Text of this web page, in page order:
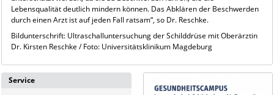
Lebensqualität deutlich mindern können. Das Abklären der Beschwerden
durch einen Arzt ist auf jeden Fall ratsam“, so Dr. Reschke.
Bildunterschrift: Ultraschalluntersuchung der Schilddrüse mit Oberärztin
Dr. Kirsten Reschke / Foto: Universitätsklinikum Magdeburg
Service